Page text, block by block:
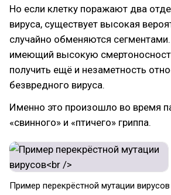
Но если клетку поражают два
вируса, существует высокая
случайно обменяются
имеющий высокую
получить ещё и незаметность
безвредного вируса.
Именно это произошло во время
«свинного» и «птичего» гриппа.
Пример перекрёстной мутации вирусов